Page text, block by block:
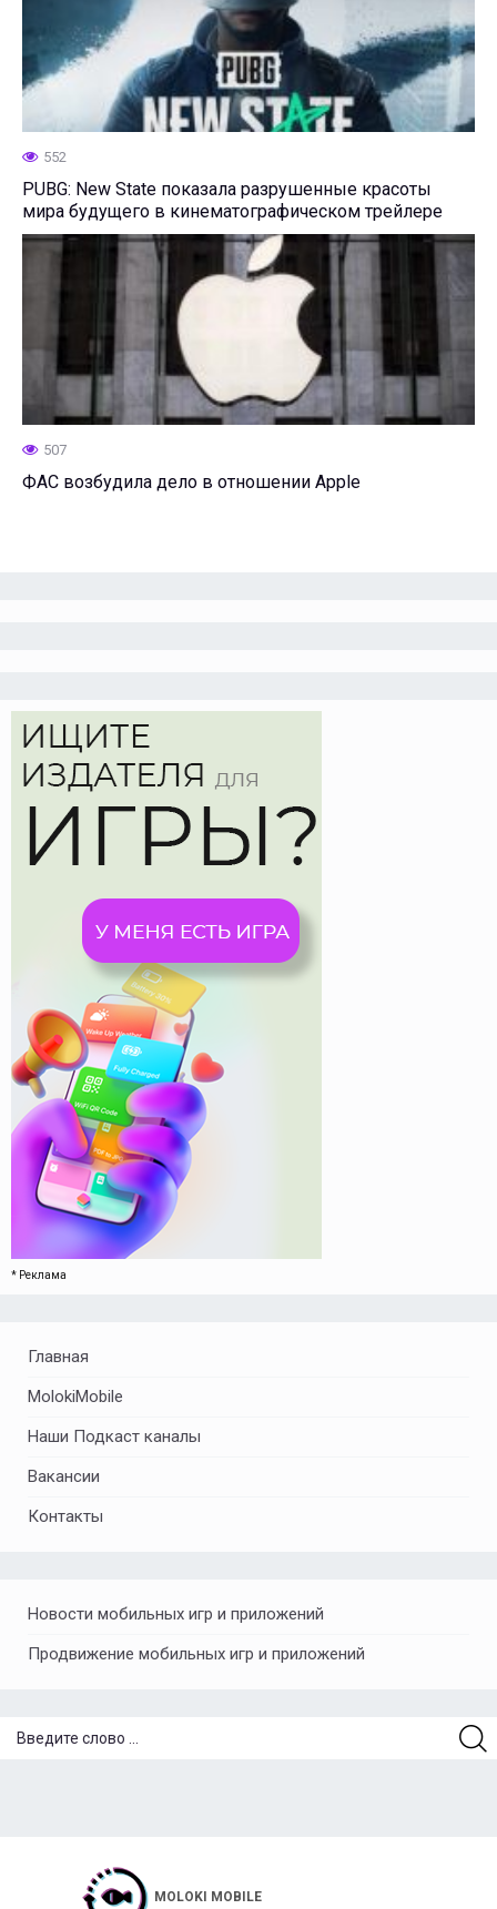
552
PUBG: New State показала разрушенные красоты
мира будущего в кинематографическом трейлере
507
ФАС возбудила дело в отношении Apple
* Реклама
Главная
MolokiMobile
Наши Подкаст каналы
Вакансии
Контакты
Новости мобильных игр и приложений
Продвижение мобильных игр и приложений
MOLOKI MOBILE